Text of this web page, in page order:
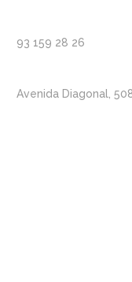
93 159 28 26
Avenida Diagonal,